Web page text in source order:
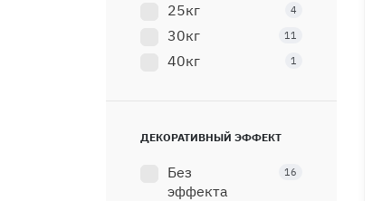
25кг 4
30кг 11
40кг 1
ДЕКОРАТИВНЫЙ ЭФФЕКТ
Без
эффекта
16